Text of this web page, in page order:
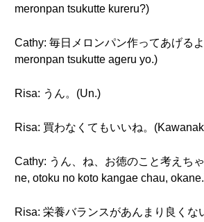
meronpan tsukutte kureru?)
Cathy: 毎日メロンパン作ってあげる
meronpan tsukutte ageru yo.)
Risa: うん。(Un.)
Risa: 買わなくてもいいね。
Cathy: うん、ね、お徳のこと考えち
ne, otoku no koto kangae chau,
Risa: 栄養バランスがあんまり良くな